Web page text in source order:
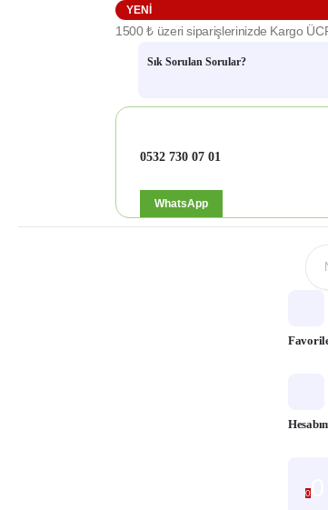
YENI
1500 ₺ üzeri siparişlerinizde Kargo
Sık Sorulan Sorular?
0532 730 07 01
WhatsApp
0